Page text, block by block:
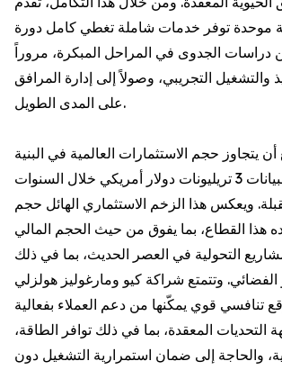
موحدة توفر خدمات شاملة تغطي كامل دورة
دراسات الجدوى في المراحل المبكرة، مروراً
والتشغيل التجريبي، وصولاً إلى إدارة المرافق
على المدى الطويل.
يتجاوز حجم الاستثمارات العالمية في البنية
التحتية لمراكز البيانات 3 تريليونات دولار أمريكي خلال السنوات
ويعكس هذا الزخم الاستثماري الهائل حجم
هذا القطاع، بما يفوق من حيث الحجم المالي
التحولية في العصر الحديث، بما في ذلك
الفضائي. وتتمتع شراكة كيو ومارغوليز هولزلي
تنافسي قوي يمكّنها من دعم العملاء بفعالية
التحديات المعقدة، بما في ذلك توافر الطاقة،
والحاجة إلى ضمان استمرارية التشغيل دون